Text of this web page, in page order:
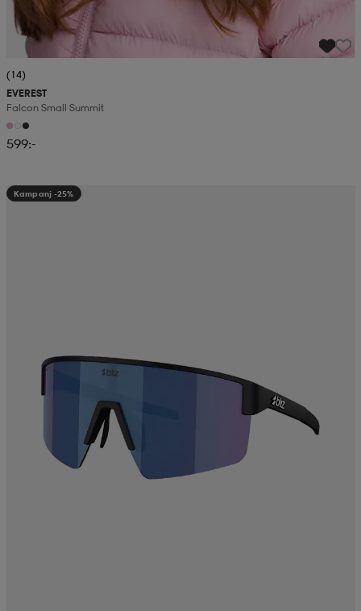
(14)
EVEREST
Falcon Small Summit
599:-
Kampanj -25%